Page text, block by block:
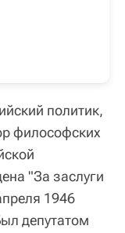
политик,
философских
"За заслуги
1946
депутатом